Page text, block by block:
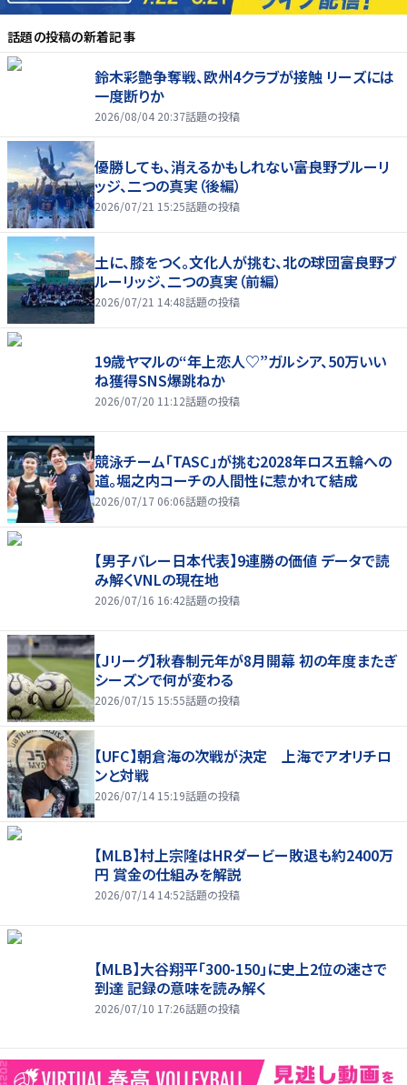
話題の投稿の新着記事
鈴木彩艶争奪戦、欧州4クラブが接触 リーズには
一度断りか
2026/08/04 20:37話題の投稿
優勝しても、消えるかもしれない――富良野ブルーリ
ッジ、二つの真実（後編）
2026/07/21 15:25話題の投稿
土に、膝をつく。文化人が挑む、北の球団――富良野ブ
ルーリッジ、二つの真実（前編）
2026/07/21 14:48話題の投稿
19歳ヤマルの“年上恋人♡”ガルシア、50万いい
ね獲得SNS爆跳ねか
2026/07/20 11:12話題の投稿
競泳チーム「TASC」が挑む2028年ロス五輪への
道。堀之内コーチの人間性に惹かれて結成
2026/07/17 06:06話題の投稿
【男子バレー日本代表】9連勝の価値 データで読
み解くVNLの現在地
2026/07/16 16:42話題の投稿
【Jリーグ】秋春制元年が8月開幕 初の年度またぎ
シーズンで何が変わる
2026/07/15 15:55話題の投稿
【UFC】朝倉海の次戦が決定 上海でアオリチロ
ンと対戦
2026/07/14 15:19話題の投稿
【MLB】村上宗隆はHRダービー敗退も約2400万
円 賞金の仕組みを解説
2026/07/14 14:52話題の投稿
【MLB】大谷翔平「300-150」に史上2位の速さで
到達 記録の意味を読み解く
2026/07/10 17:26話題の投稿